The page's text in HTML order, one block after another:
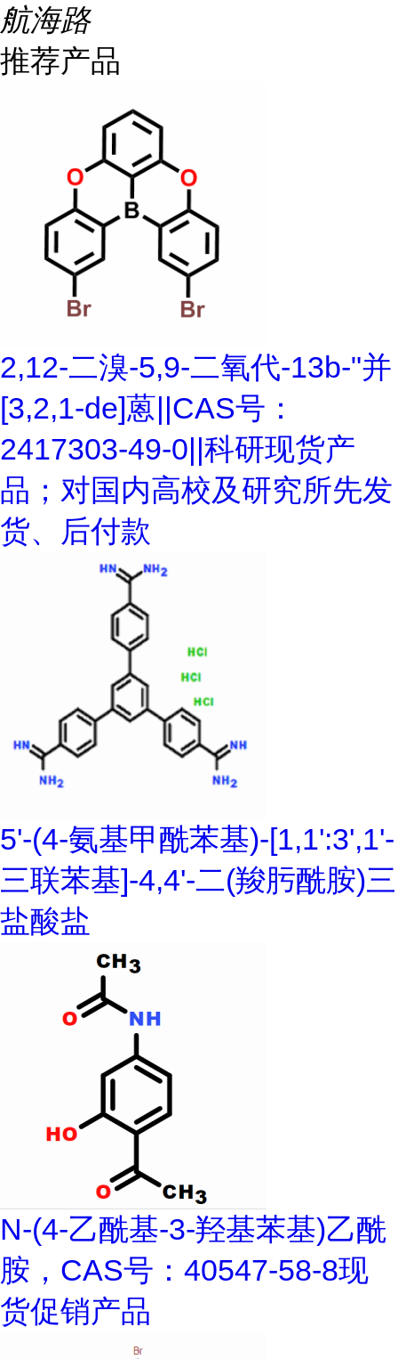
航海路
推荐产品
2,12-二溴-5,9-二氧代-13b-"并
[3,2,1-de]蒽||CAS号：
2417303-49-0||科研现货产
品；对国内高校及研究所先发
货、后付款
5'-(4-氨基甲酰苯基)-[1,1':3',1'-
三联苯基]-4,4'-二(羧肟酰胺)三
盐酸盐
N-(4-乙酰基-3-羟基苯基)乙酰
胺，CAS号：40547-58-8现
货促销产品